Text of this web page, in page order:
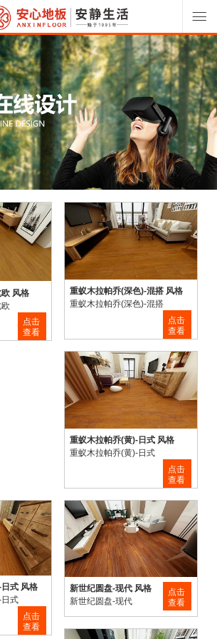
风格
点击
查看
重蚁木拉帕乔(深色)-混搭 风格
重蚁木拉帕乔(深色)-混搭
点击
查看
重蚁木拉帕乔(黄)-日式 风格
重蚁木拉帕乔(黄)-日式
点击
查看
式 风格
式
点击
查看
新世纪圆盘-现代 风格
新世纪圆盘-现代
点击
查看